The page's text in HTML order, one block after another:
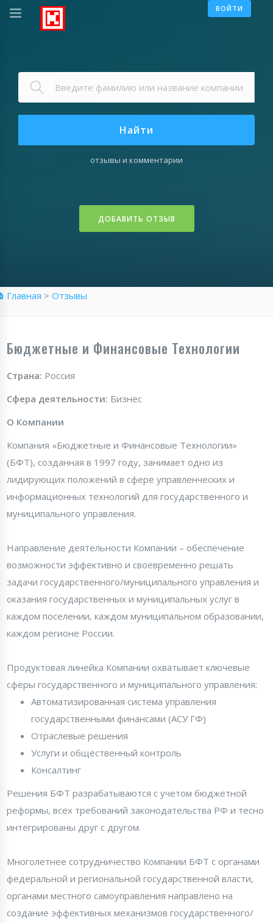
ВОЙТИ
Найти
отзывы и комментарии
ДОБАВИТЬ ОТЗЫВ
Главная > Отзывы
Бюджетные и Финансовые Технологии
Страна: Россия
Сфера деятельности: Бизнес
О Компании
Компания «Бюджетные и Финансовые Технологии»
(БФТ), созданная в 1997 году, занимает одно из
лидирующих положений в сфере управленческих и
информационных технологий для государственного и
муниципального управления.
Направление деятельности Компании – обеспечение
возможности эффективно и своевременно решать
задачи государственного/муниципального управления и
оказания государственных и муниципальных услуг в
каждом поселении, каждом муниципальном образовании,
каждом регионе России.
Продуктовая линейка Компании охватывает ключевые
сферы государственного и муниципального управления:
Автоматизированная система управления
государственными финансами (АСУ ГФ)
Отраслевые решения
Услуги и общественный контроль
Консалтинг
Решения БФТ разрабатываются с учетом бюджетной
реформы, всех требований законодательства РФ и тесно
интегрированы друг с другом.
Многолетнее сотрудничество Компании БФТ с органами
федеральной и региональной государственной власти,
органами местного самоуправления направлено на
создание эффективных механизмов государственного/